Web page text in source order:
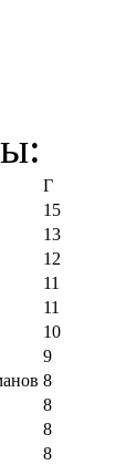
Г
15
13
12
11
11
10
9
8
8
8
8